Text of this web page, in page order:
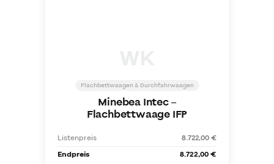
Flachbettwaagen & Durchfahrwaagen
Minebea Intec–
Flachbettwaage IFP
Listenpreis
8.722,00 €
Endpreis
8.722,00 €